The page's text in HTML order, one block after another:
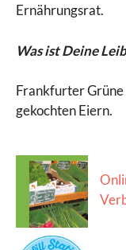
Ernährungsrat.
Was ist Deine
Frankfurter
gekochten Eiern.